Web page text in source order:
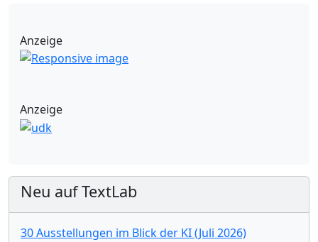
Anzeige
Anzeige
Neu auf TextLab
30 Ausstellungen im Blick der KI (Juli 2026)